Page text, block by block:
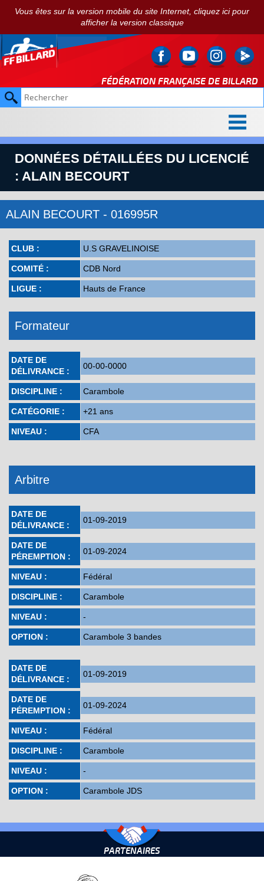
Vous êtes sur la version mobile du site Internet, cliquez ici pour
afficher la version classique
FÉDÉRATION FRANÇAISE DE BILLARD
DONNÉES DÉTAILLÉES DU LICENCIÉ
: ALAIN BECOURT
ALAIN BECOURT - 016995R
CLUB : U.S GRAVELINOISE
COMITÉ : CDB Nord
LIGUE : Hauts de France
Formateur
DATE DE
DÉLIVRANCE :
00-00-0000
DISCIPLINE : Carambole
CATÉGORIE : +21 ans
NIVEAU : CFA
Arbitre
DATE DE
DÉLIVRANCE :
01-09-2019
DATE DE
PÉREMPTION :
01-09-2024
NIVEAU : Fédéral
DISCIPLINE : Carambole
NIVEAU : -
OPTION : Carambole 3 bandes
DATE DE
DÉLIVRANCE :
01-09-2019
DATE DE
PÉREMPTION :
01-09-2024
NIVEAU : Fédéral
DISCIPLINE : Carambole
NIVEAU : -
OPTION : Carambole JDS
PARTENAIRES